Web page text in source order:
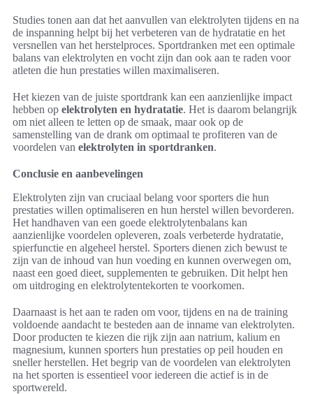
Studies tonen aan dat het aanvullen van elektrolyten tijdens en na
de inspanning helpt bij het verbeteren van de hydratatie en het
versnellen van het herstelproces. Sportdranken met een optimale
balans van elektrolyten en vocht zijn dan ook aan te raden voor
atleten die hun prestaties willen maximaliseren.
Het kiezen van de juiste sportdrank kan een aanzienlijke impact
hebben op elektrolyten en hydratatie. Het is daarom belangrijk
om niet alleen te letten op de smaak, maar ook op de
samenstelling van de drank om optimaal te profiteren van de
voordelen van elektrolyten in sportdranken.
Conclusie en aanbevelingen
Elektrolyten zijn van cruciaal belang voor sporters die hun
prestaties willen optimaliseren en hun herstel willen bevorderen.
Het handhaven van een goede elektrolytenbalans kan
aanzienlijke voordelen opleveren, zoals verbeterde hydratatie,
spierfunctie en algeheel herstel. Sporters dienen zich bewust te
zijn van de inhoud van hun voeding en kunnen overwegen om,
naast een goed dieet, supplementen te gebruiken. Dit helpt hen
om uitdroging en elektrolytentekorten te voorkomen.
Daarnaast is het aan te raden om voor, tijdens en na de training
voldoende aandacht te besteden aan de inname van elektrolyten.
Door producten te kiezen die rijk zijn aan natrium, kalium en
magnesium, kunnen sporters hun prestaties op peil houden en
sneller herstellen. Het begrip van de voordelen van elektrolyten
na het sporten is essentieel voor iedereen die actief is in de
sportwereld.